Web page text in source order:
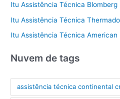
Itu Assistência Técnica Blomberg
Itu Assistência Técnica
Itu Assistência Técnica American
Nuvem de tags
assistência técnica continental